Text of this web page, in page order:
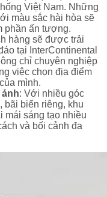
Việt Nam. Những
màu sắc hài hòa sẽ
phần ấn tượng.
hàng sẽ được trải
tại InterContinental
chỉ chuyên nghiệp
việc chọn địa điểm
mình.
: Với nhiều góc
bãi biển riêng, khu
mái sáng tạo nhiều
và bối cảnh đa